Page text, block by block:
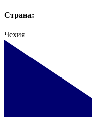
Страна:
Чехия